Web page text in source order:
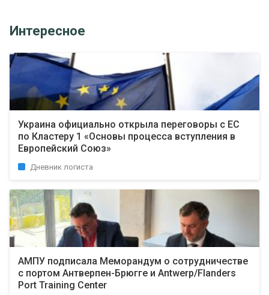
Интересное
Украина официально открыла переговоры с ЕС
по Кластеру 1 «Основы процесса вступления в
Европейский Союз»
Дневник логиста
АМПУ подписала Меморандум о сотрудничестве
с портом Антверпен-Брюгге и Antwerp/Flanders
Port Training Center